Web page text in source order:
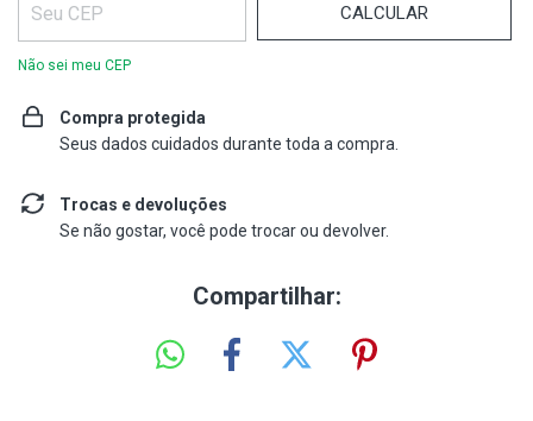
CALCULAR
Não sei meu CEP
Compra protegida
Seus dados cuidados durante toda a compra.
Trocas e devoluções
Se não gostar, você pode trocar ou devolver.
Compartilhar: